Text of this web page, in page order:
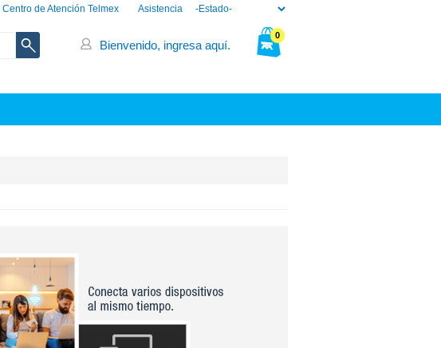
Asistencia
Centro de Atención Telmex
0
Bienvenido, ingresa aquí.